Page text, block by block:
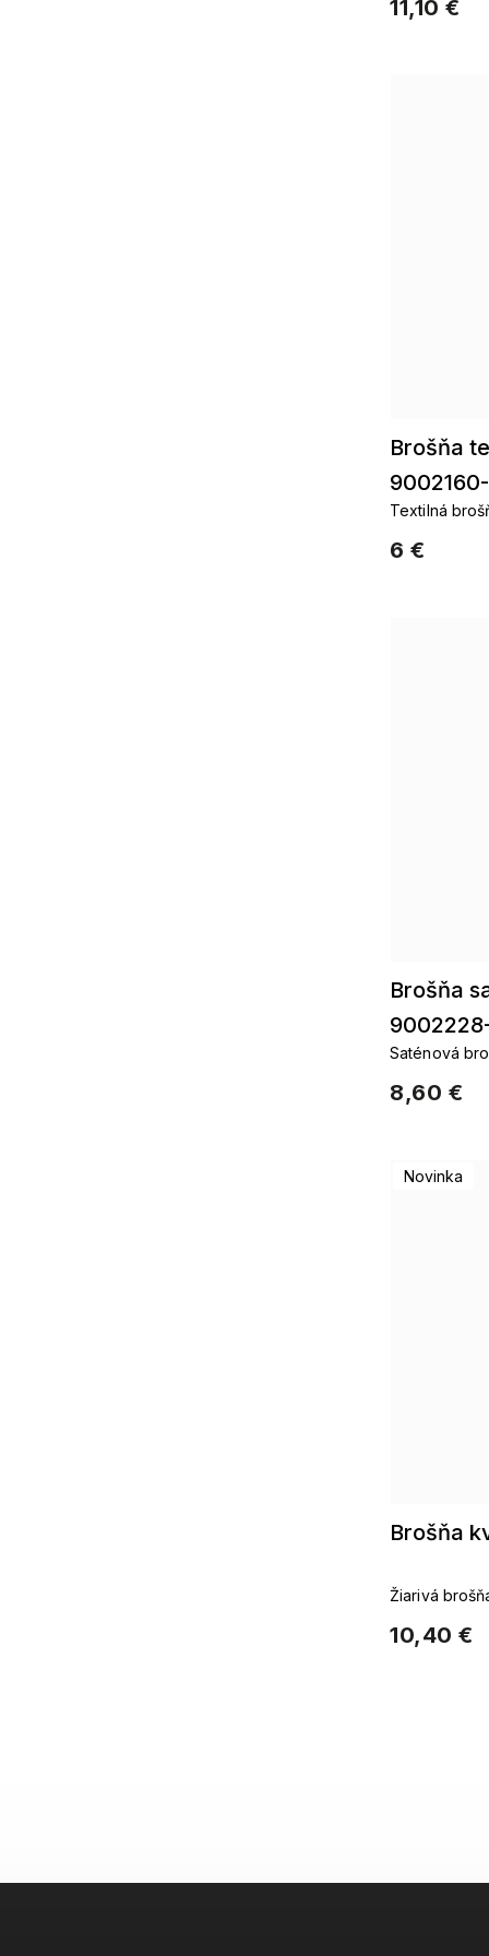
11,10 €
Brošňa
9002160-
6 €
Textilná
Brošňa
8,60 €
Saténová
Novinka
Brošňa
10,40 €
Žiarivá